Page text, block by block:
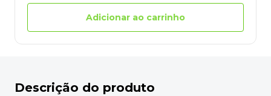
Adicionar ao carrinho
Descrição do produto